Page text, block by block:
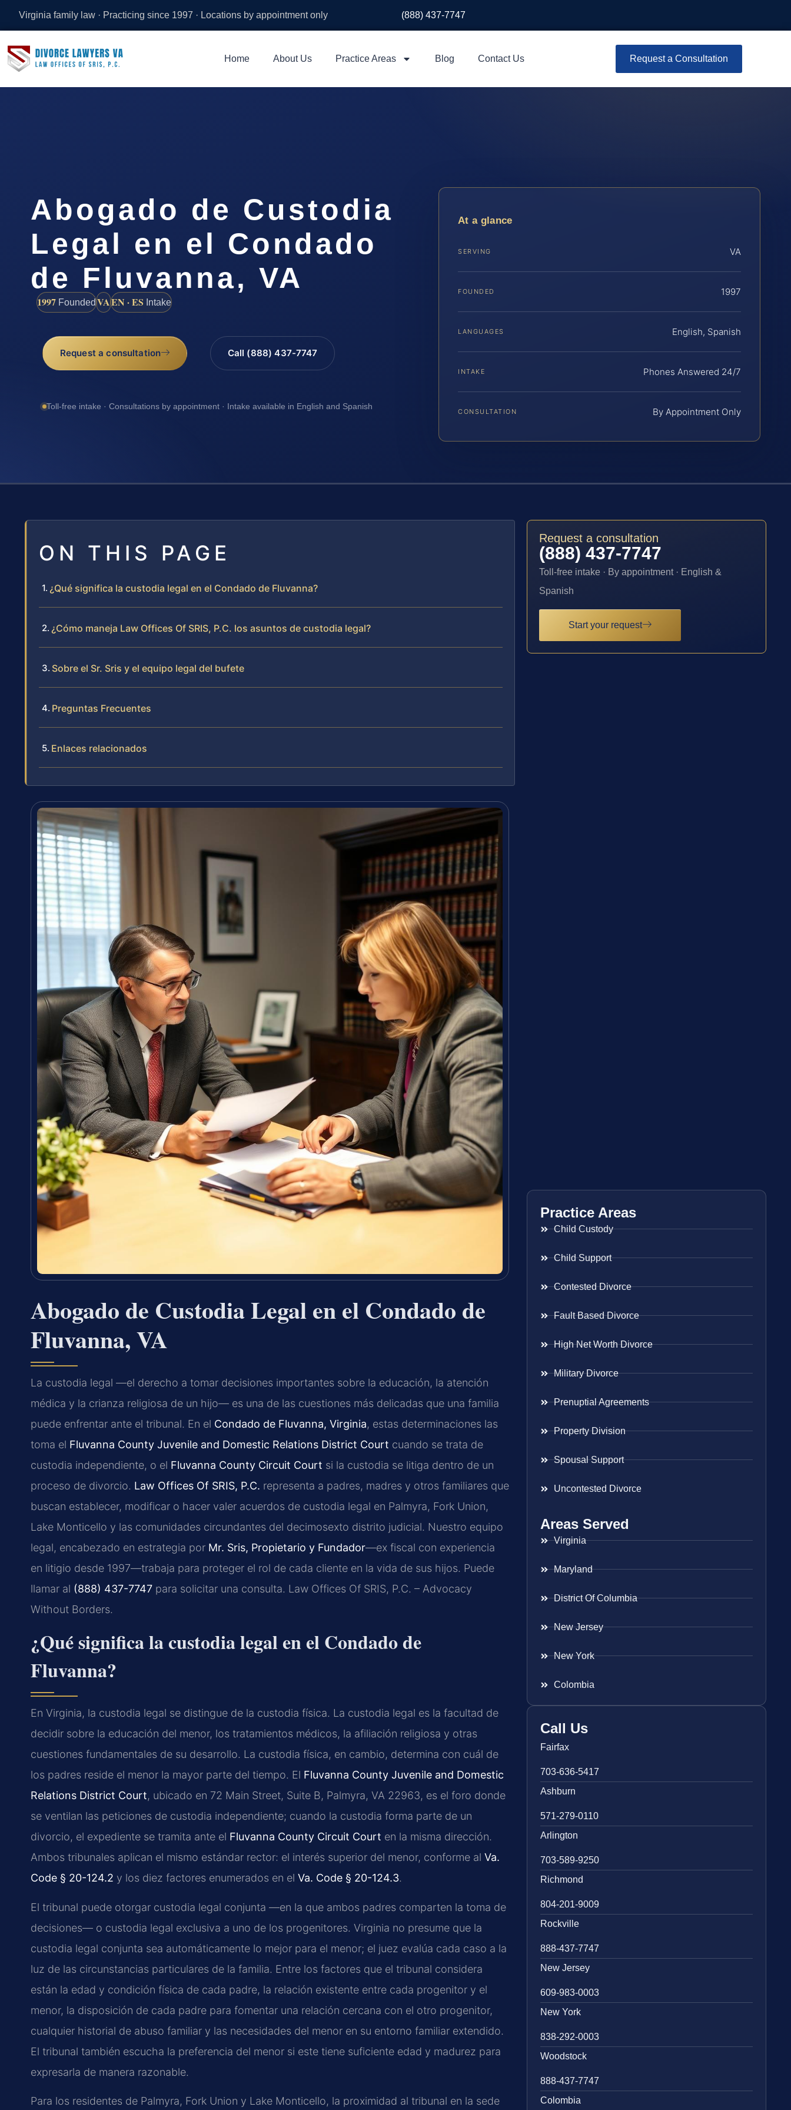
Virginia family law · Practicing since 1997 · Locations by appointment only (888) 437-7747
Home About Us Practice Areas Blog Contact Us Request a Consultation
Abogado de Custodia
Legal en el Condado
de Fluvanna, VA
1997 FoundedVAEN · ES Intake
Request a consultation Call (888) 437-7747
Toll-free intake · Consultations by appointment · Intake available in English and Spanish
At a glance
SERVING VA
FOUNDED 1997
LANGUAGES English, Spanish
INTAKE Phones Answered 24/7
CONSULTATION By Appointment Only
ON THIS PAGE
¿Qué significa la custodia legal en el Condado de Fluvanna?
¿Cómo maneja Law Offices Of SRIS, P.C. los asuntos de custodia legal?
Sobre el Sr. Sris y el equipo legal del bufete
Preguntas Frecuentes
Enlaces relacionados
Abogado de Custodia Legal en el Condado de
Fluvanna, VA
La custodia legal —el derecho a tomar decisiones importantes sobre la educación, la atención
médica y la crianza religiosa de un hijo— es una de las cuestiones más delicadas que una familia
puede enfrentar ante el tribunal. En el Condado de Fluvanna, Virginia, estas determinaciones las
toma el Fluvanna County Juvenile and Domestic Relations District Court cuando se trata de
custodia independiente, o el Fluvanna County Circuit Court si la custodia se litiga dentro de un
proceso de divorcio. Law Offices Of SRIS, P.C. representa a padres, madres y otros familiares que
buscan establecer, modificar o hacer valer acuerdos de custodia legal en Palmyra, Fork Union,
Lake Monticello y las comunidades circundantes del decimosexto distrito judicial. Nuestro equipo
legal, encabezado en estrategia por Mr. Sris, Propietario y Fundador—ex fiscal con experiencia
en litigio desde 1997—trabaja para proteger el rol de cada cliente en la vida de sus hijos. Puede
llamar al (888) 437-7747 para solicitar una consulta. Law Offices Of SRIS, P.C. – Advocacy
Without Borders.
¿Qué significa la custodia legal en el Condado de
Fluvanna?
En Virginia, la custodia legal se distingue de la custodia física. La custodia legal es la facultad de
decidir sobre la educación del menor, los tratamientos médicos, la afiliación religiosa y otras
cuestiones fundamentales de su desarrollo. La custodia física, en cambio, determina con cuál de
los padres reside el menor la mayor parte del tiempo. El Fluvanna County Juvenile and Domestic
Relations District Court, ubicado en 72 Main Street, Suite B, Palmyra, VA 22963, es el foro donde
se ventilan las peticiones de custodia independiente; cuando la custodia forma parte de un
divorcio, el expediente se tramita ante el Fluvanna County Circuit Court en la misma dirección.
Ambos tribunales aplican el mismo estándar rector: el interés superior del menor, conforme al Va.
Code § 20-124.2 y los diez factores enumerados en el Va. Code § 20-124.3.
El tribunal puede otorgar custodia legal conjunta —en la que ambos padres comparten la toma de
decisiones— o custodia legal exclusiva a uno de los progenitores. Virginia no presume que la
custodia legal conjunta sea automáticamente lo mejor para el menor; el juez evalúa cada caso a la
luz de las circunstancias particulares de la familia. Entre los factores que el tribunal considera
están la edad y condición física de cada padre, la relación existente entre cada progenitor y el
menor, la disposición de cada padre para fomentar una relación cercana con el otro progenitor,
cualquier historial de abuso familiar y las necesidades del menor en su entorno familiar extendido.
El tribunal también escucha la preferencia del menor si este tiene suficiente edad y madurez para
expresarla de manera razonable.
Para los residentes de Palmyra, Fork Union y Lake Monticello, la proximidad al tribunal en la sede
Request a consultation
(888) 437-7747
Toll-free intake · By appointment · English &
Spanish
Start your request
Practice Areas
Child Custody
Child Support
Contested Divorce
Fault Based Divorce
High Net Worth Divorce
Military Divorce
Prenuptial Agreements
Property Division
Spousal Support
Uncontested Divorce
Areas Served
Virginia
Maryland
District Of Columbia
New Jersey
New York
Colombia
Call Us
Fairfax
703-636-5417
Ashburn
571-279-0110
Arlington
703-589-9250
Richmond
804-201-9009
Rockville
888-437-7747
New Jersey
609-983-0003
New York
838-292-0003
Woodstock
888-437-7747
Colombia